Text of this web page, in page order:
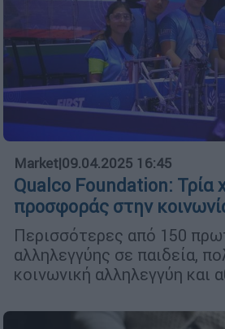
Market|09.04.2025 16:45
Qualco Foundation: Τρία
προσφοράς στην
Περισσότερες από 150
αλληλεγγύης σε παιδεία,
κοινωνική αλληλεγγύη και